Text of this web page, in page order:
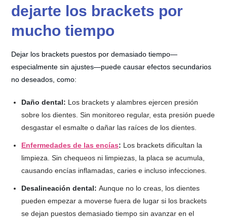
dejarte los brackets por
mucho tiempo
Dejar los brackets puestos por demasiado tiempo—
especialmente sin ajustes—puede causar efectos secundarios
no deseados, como:
Daño dental: Los brackets y alambres ejercen presión
sobre los dientes. Sin monitoreo regular, esta presión puede
desgastar el esmalte o dañar las raíces de los dientes.
Enfermedades de las encías: Los brackets dificultan la
limpieza. Sin chequeos ni limpiezas, la placa se acumula,
causando encías inflamadas, caries e incluso infecciones.
Desalineación dental: Aunque no lo creas, los dientes
pueden empezar a moverse fuera de lugar si los brackets
se dejan puestos demasiado tiempo sin avanzar en el